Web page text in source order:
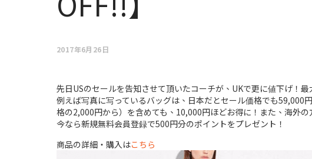
2017年6月26日
先日USのセールを告知させて頂いたコーチが、UKで更に値下げ！
例えば写真に写っているバッグは、日本だとセール価格でも59,000
格の2,000円から）を含めても、10,000円ほどお得に！また、海外
今なら新規無料会員登録で500円分のポイントをプレゼント！
商品の詳細・購入はこちら